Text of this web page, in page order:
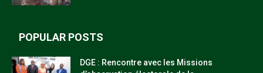
POPULAR POSTS
DGE : Rencontre avec les Missions